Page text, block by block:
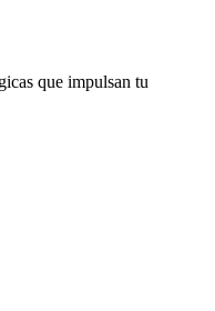
que impulsan tu